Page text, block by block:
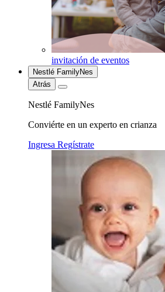
invitación de eventos
Nestlé FamilyNes
Atrás
Nestlé FamilyNes
Conviérte en un experto en crianza
Ingresa Regístrate